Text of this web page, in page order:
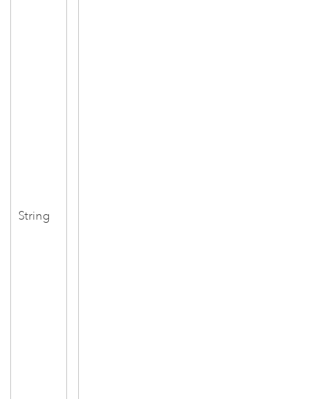
String